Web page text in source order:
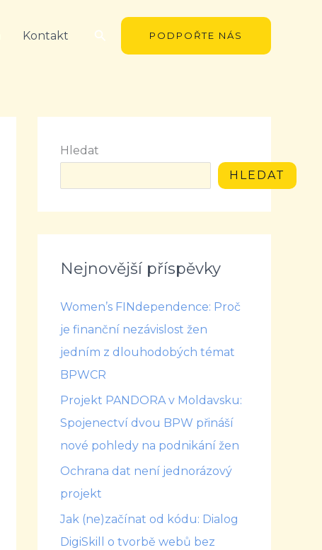
Kontakt Hledat PODPOŘTE NÁS
Hledat
HLEDAT
Nejnovější příspěvky
Women’s FINdependence: Proč
je finanční nezávislost žen
jedním z dlouhodobých témat
BPWCR
Projekt PANDORA v Moldavsku:
Spojenectví dvou BPW přináší
nové pohledy na podnikání žen
Ochrana dat není jednorázový
projekt
Jak (ne)začínat od kódu: Dialog
DigiSkill o tvorbě webů bez